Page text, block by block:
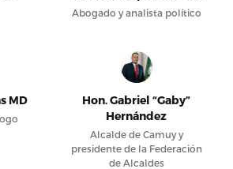
Abogado y analista político
MD
Hon. Gabriel “Gaby”
Hernández
Alcalde de Camuy y
presidente de la Federación
de Alcaldes